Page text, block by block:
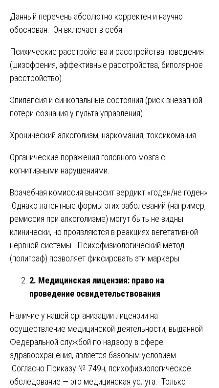
Данный перечень абсолютно корректен и научно
обоснован. Он включает в себя:
Психические расстройства и расстройства поведения
(шизофрения, аффективные расстройства, биполярное
расстройство).
Эпилепсия и синкопальные состояния (риск внезапной
потери сознания у пульта управления).
Хронический алкоголизм, наркомания, токсикомания.
Органические поражения головного мозга с
когнитивными нарушениями.
Врачебная комиссия выносит вердикт «годен/не годен».
Однако латентные формы этих заболеваний (например,
ремиссия при алкоголизме) могут быть не видны
клинически, но проявляются в реакциях вегетативной
нервной системы. Психофизиологический метод
(полиграф) позволяет фиксировать эти маркеры.
2. Медицинская лицензия: право на
проведение освидетельствования
Наличие у нашей организации лицензии на
осуществление медицинской деятельности, выданной
Федеральной службой по надзору в сфере
здравоохранения, является базовым условием.
Согласно Приказу № 749н, психофизиологическое
обследование — это медицинская услуга. Только